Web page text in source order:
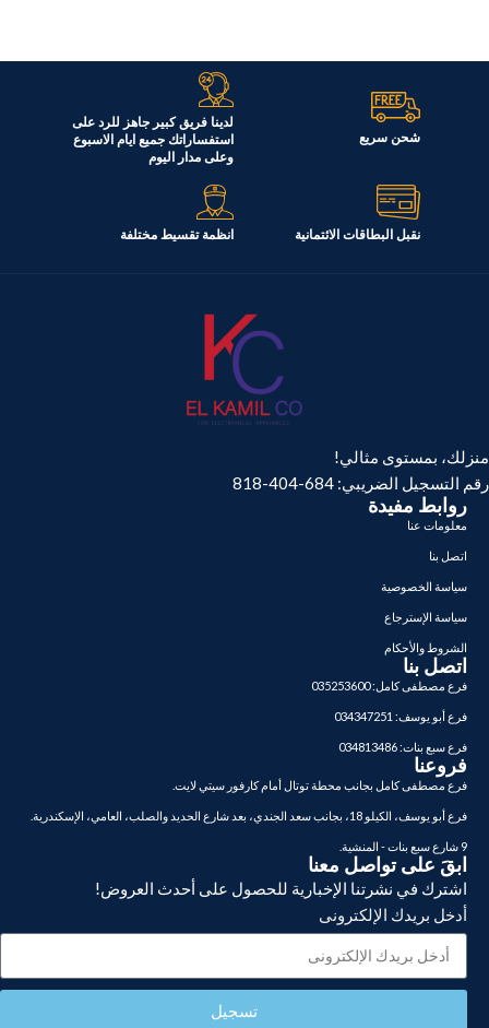
شحن سريع
لدينا فريق كبير جاهز للرد على
استفساراتك جميع ايام الاسبوع
وعلى مدار اليوم
نقبل البطاقات الائتمانية انظمة تقسيط مختلفة
منزلك، بمستوى مثالي!
رقم التسجيل الضريبي: 684-404-818
روابط مفيدة
معلومات عنا
اتصل بنا
سياسة الخصوصية
سياسة الإسترجاع
الشروط والأحكام
اتصل بنا
فرع مصطفى كامل: 035253600
فرع أبو يوسف: 034347251
فرع سبع بنات: 034813486
فروعنا
فرع مصطفى كامل بجانب محطة توتال أمام كارفور سيتي لايت.
فرع أبو يوسف، الكيلو 18، بجانب سعد الجندي، بعد شارع الحديد والصلب، العامي، الإسكندرية.
9 شارع سبع بنات - المنشية.
ابقَ على تواصل معنا
اشترك في نشرتنا الإخبارية للحصول على أحدث العروض!
أدخل بريدك الإلكترونى
تسجيل